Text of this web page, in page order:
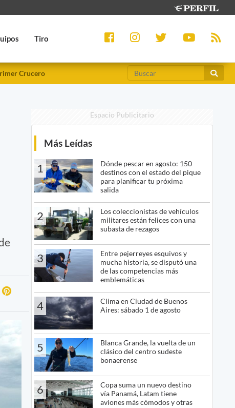
Tiro
Crucero
Espacio Publicitario
Más Leídas
1
Dónde pescar en agosto: 150
destinos con el estado del pique
para planificar tu próxima
salida
2
Los coleccionistas de vehículos
militares están felices con una
subasta de rezagos
3
Entre pejerreyes esquivos y
mucha historia, se disputó una
de las competencias más
emblemáticas
4
Clima en Ciudad de Buenos
Aires: sábado 1 de agosto
5
Blanca Grande, la vuelta de un
clásico del centro sudeste
bonaerense
6
Copa suma un nuevo destino
vía Panamá, Latam tiene
aviones más cómodos y otras